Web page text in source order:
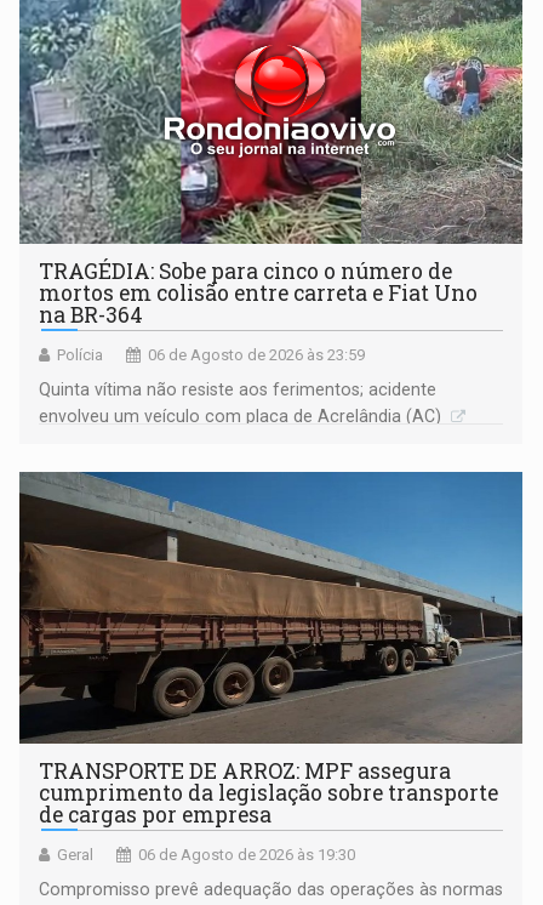
TRAGÉDIA: Sobe para cinco o número de
mortos em colisão entre carreta e Fiat Uno
na BR-364
Polícia 06 de Agosto de 2026 às 23:59
Quinta vítima não resiste aos ferimentos; acidente
envolveu um veículo com placa de Acrelândia (AC)
TRANSPORTE DE ARROZ: MPF assegura
cumprimento da legislação sobre transporte
de cargas por empresa
Geral 06 de Agosto de 2026 às 19:30
Compromisso prevê adequação das operações às normas